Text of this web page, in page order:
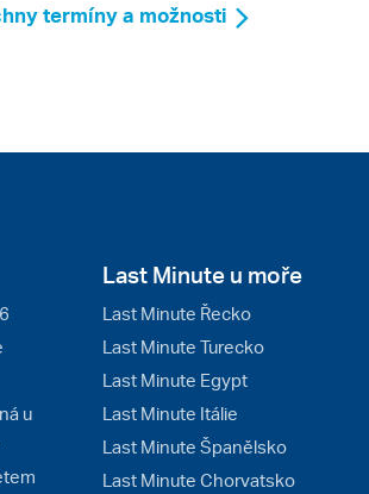
termíny a možnosti
u
Last Minute u moře
Last Minute Řecko
Last Minute Turecko
Last Minute Egypt
Last Minute Itálie
Last Minute Španělsko
Last Minute Chorvatsko